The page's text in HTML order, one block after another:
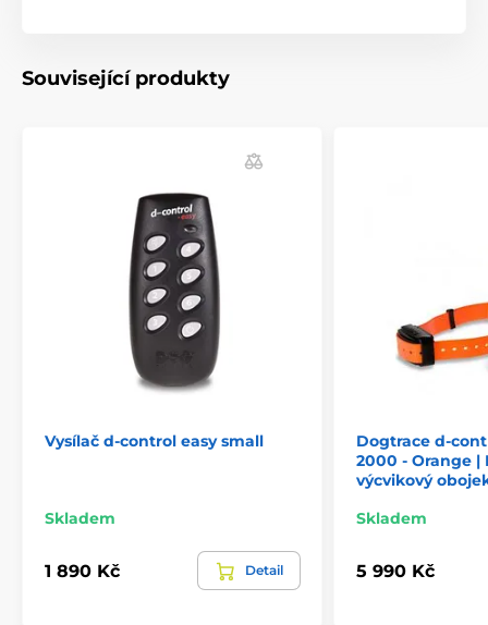
Související produkty
Vysílač d-control easy small
Skladem
1 890 Kč Detail
Dogtrace d-
2000 - Orange |
výcvikový
Skladem
5 990 Kč